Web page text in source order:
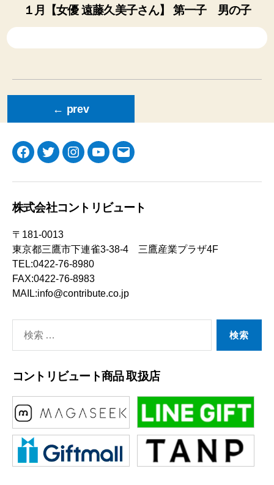
ゴ
リ
１月【女優 遠藤久美子さん】 第一子 男の子
ペ
ー
り
← prev
Facebook
TwitterInstagramYouTube
メ
株式会社コントリビュート
〒181-0013
東京都三鷹市下連雀3-38-4 三鷹産業プラザ4F
TEL:0422-76-8980
FAX:0422-76-8983
MAIL:info@contribute.co.jp
索
コントリビュート商品 取扱店